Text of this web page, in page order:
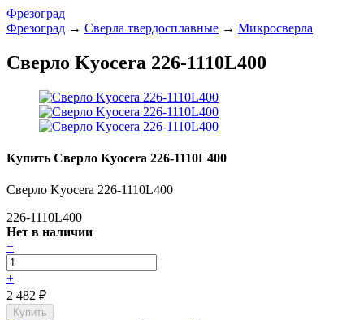
Фрезоград
Фрезоград → Сверла твердосплавные → Микросверла
Сверло Kyocera 226-1110L400
Купить Сверло Kyocera 226-1110L400
Сверло Kyocera 226-1110L400
226-1110L400
Нет в наличии
−
+
2 482 ₽